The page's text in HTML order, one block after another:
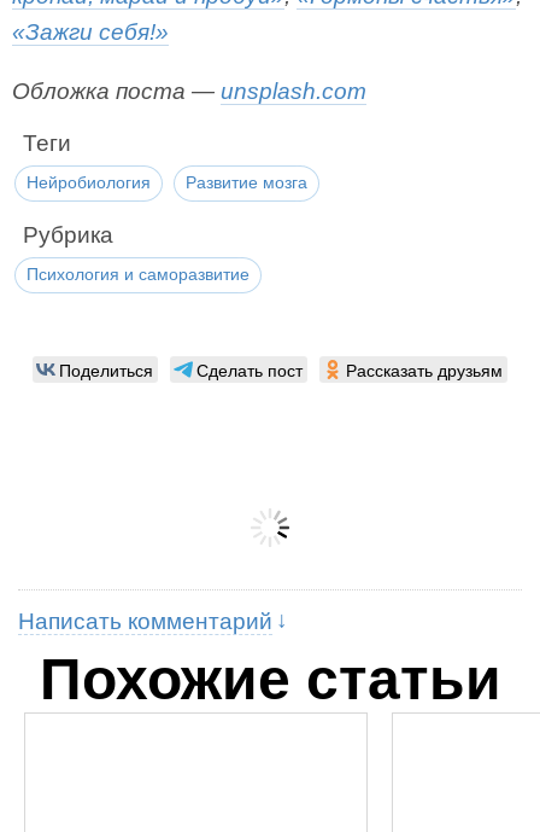
«Зажги себя!»
Обложка поста — unsplash.com
Теги
Нейробиология Развитие мозга
Рубрика
Психология и саморазвитие
Поделиться Сделать пост Рассказать друзьям
Написать комментарий
Похожие статьи